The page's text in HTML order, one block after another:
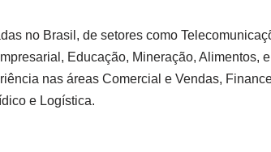
no Brasil, de setores como
Educação, Mineração, Alimentos,
nas áreas Comercial e Vendas,
e Logística.